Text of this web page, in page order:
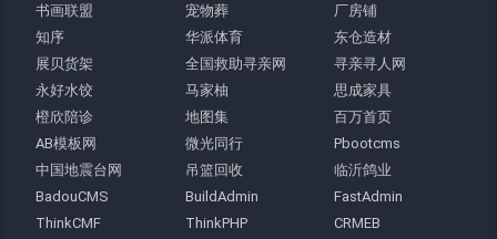
书画联盟
宠物葬
厂房铺
知序
华派体育
东仓造材
展贝货架
全国救助寻亲网
寻亲寻人网
永好水饺
马家柚
思成家具
橙欣陪诊
地图集
百万首页
AB模板网
微光同行
Pbootcms
中国地震台网
吊篮回收
临沂鸽业
BadouCMS
BuildAdmin
FastAdmin
ThinkCMF
ThinkPHP
CRMEB